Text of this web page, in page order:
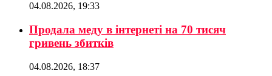
04.08.2026, 19:33
Продала меду в інтернеті на 70 тисяч
гривень збитків
04.08.2026, 18:37